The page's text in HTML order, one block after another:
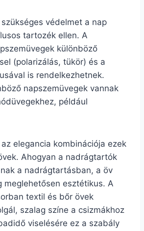
védelmet a nap
tartozék ellen. A
különböző
(polarizálás, tükör) és a
is rendelkezhetnek.
napszemüvegek vannak
például
elegancia kombinációja ezek
Ahogyan a nadrágtartók
a nadrágtartásban, a öv
meglehetősen esztétikus. A
textil és bőr övek
szalag színe a csizmákhoz
viselésére ez a szabály